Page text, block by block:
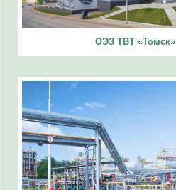
ОЭЗ ТВТ «Томск»